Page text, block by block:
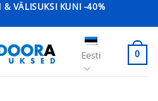
& VÄLISUKSI KUNI -40%
Eesti 0